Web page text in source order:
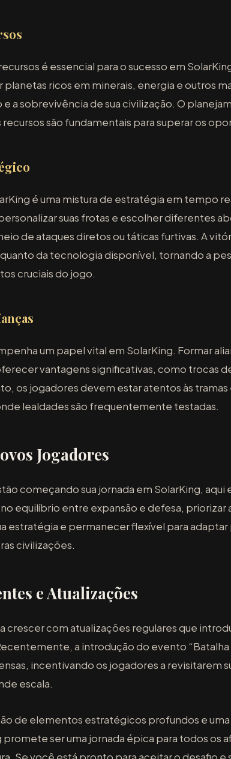
é essencial para o sucesso em
planetas ricos em minerais, energia e outros
a sobrevivência de sua civilização. O
são fundamentais para superar os
é uma mistura de estratégia em tempo
suas frotas e escolher diferentes
de ataques diretos ou táticas furtivas. A
da tecnologia disponível, tornando a
cruciais do jogo.
um papel vital em SolarKing. Formar
vantagens significativas, como trocas
os jogadores devem estar atentos às
lealdades são frequentemente testadas.
Jogadores
começando sua jornada em SolarKing, aqui
equilíbrio entre expansão e defesa, priorizar
estratégia e permanecer flexível para adaptar
civilizações.
e Atualizações
crescer com atualizações regulares que
a introdução do evento “Batalha
incentivando os jogadores a revisitarem
escala.
de elementos estratégicos profundos e
promete ser uma jornada épica para todos os